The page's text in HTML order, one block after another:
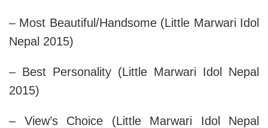
– Most Beautiful/Handsome (Little Marwari Idol
Nepal 2015)
– Best Personality (Little Marwari Idol Nepal
2015)
– View’s Choice (Little Marwari Idol Nepal